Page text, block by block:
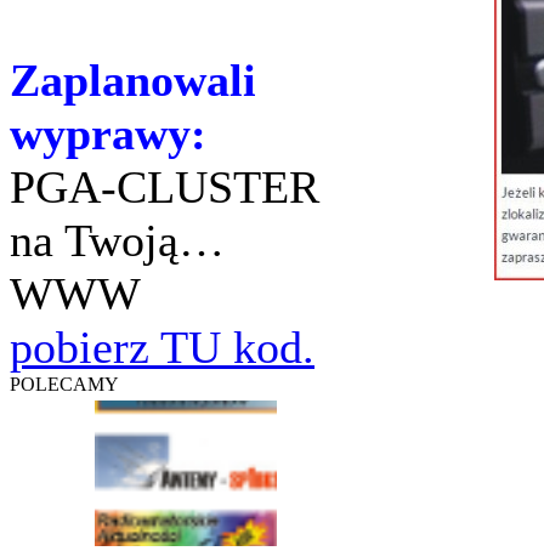
Zaplanowali
wyprawy:
PGA-CLUSTER
na Twoją…
WWW
pobierz TU kod.
POLECAMY